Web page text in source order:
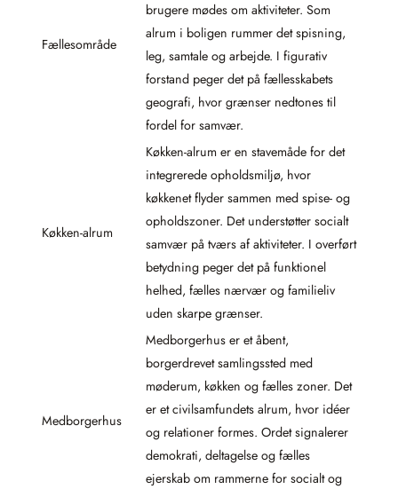
Fællesområde
brugere mødes om aktiviteter. Som
alrum i boligen rummer det spisning,
leg, samtale og arbejde. I figurativ
forstand peger det på fællesskabets
geografi, hvor grænser nedtones til
fordel for samvær.
Køkken-alrum
Køkken-alrum er en stavemåde for det
integrerede opholdsmiljø, hvor
køkkenet flyder sammen med spise- og
opholdszoner. Det understøtter socialt
samvær på tværs af aktiviteter. I overført
betydning peger det på funktionel
helhed, fælles nærvær og familieliv
uden skarpe grænser.
Medborgerhus
Medborgerhus er et åbent,
borgerdrevet samlingssted med
møderum, køkken og fælles zoner. Det
er et civilsamfundets alrum, hvor idéer
og relationer formes. Ordet signalerer
demokrati, deltagelse og fælles
ejerskab om rammerne for socialt og